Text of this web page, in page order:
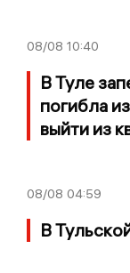
08/08 10:40
В Туле
погибла
выйти из
08/08 04:59
В